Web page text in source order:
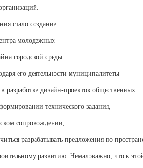
стало создание
а молодежных
городской среды
его деятельности муниципалитеты
разработке дизайн-проектов общественных
технического задания,
сопровождении,
разрабатывать предложения по
развитию Немаловажно, что к